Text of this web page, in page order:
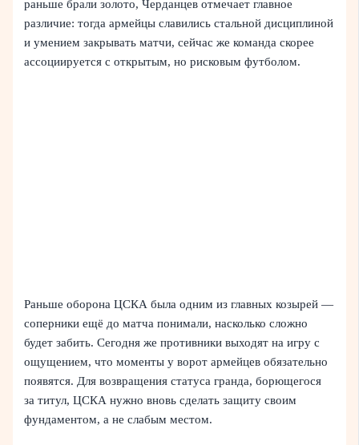
раньше брали золото, Черданцев отмечает главное
различие: тогда армейцы славились стальной дисциплиной
и умением закрывать матчи, сейчас же команда скорее
ассоциируется с открытым, но рисковым футболом.
Раньше оборона ЦСКА была одним из главных козырей —
соперники ещё до матча понимали, насколько сложно
будет забить. Сегодня же противники выходят на игру с
ощущением, что моменты у ворот армейцев обязательно
появятся. Для возвращения статуса гранда, борющегося
за титул, ЦСКА нужно вновь сделать защиту своим
фундаментом, а не слабым местом.